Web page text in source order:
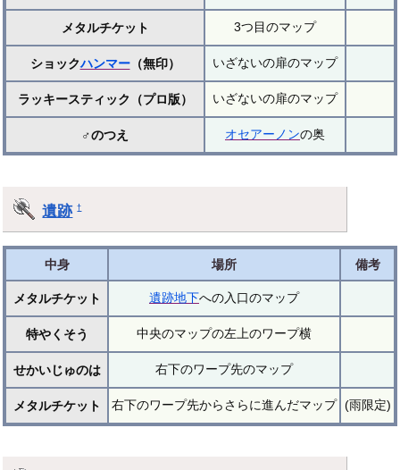
メタルチケット 3つ目のマップ
ショックハンマー（無印） いざないの扉のマップ
ラッキースティック（プロ版） いざないの扉のマップ
♂のつえ オセアーノンの奥
遺跡 †
中身 場所 備考
メタルチケット 遺跡地下への入口のマップ
特やくそう 中央のマップの左上のワープ横
せかいじゅのは 右下のワープ先のマップ
メタルチケット 右下のワープ先からさらに進んだマップ (雨限定)